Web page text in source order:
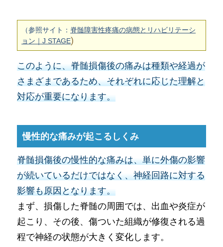
（参照サイト：脊髄障害性疼痛の病態とリハビリテーシ
ョン｜J STAGE)
このように、脊髄損傷後の痛みは種類や経過が
さまざまであるため、それぞれに応じた理解と
対応が重要になります。
慢性的な痛みが起こるしくみ
脊髄損傷後の慢性的な痛みは、単に外傷の影響
が続いているだけではなく、神経回路に対する
影響も原因となります。
まず、損傷した脊髄の周囲では、出血や炎症が
起こり、その後、傷ついた組織が修復される過
程で神経の状態が大きく変化します。